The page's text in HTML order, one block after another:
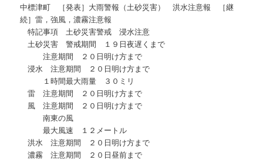
中標津町 ［発表］大雨警報（土砂災害） 洪水注意報 ［継
続］雷，強風，濃霧注意報
特記事項 土砂災害警戒 浸水注意
土砂災害 警戒期間 １９日夜遅くまで
注意期間 ２０日明け方まで
浸水 注意期間 ２０日明け方まで
１時間最大雨量 ３０ミリ
雷 注意期間 ２０日明け方まで
風 注意期間 ２０日明け方まで
南東の風
最大風速 １２メートル
洪水 注意期間 ２０日明け方まで
濃霧 注意期間 ２０日昼前まで